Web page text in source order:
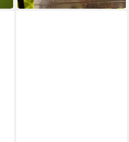
Fahrrad seitliche